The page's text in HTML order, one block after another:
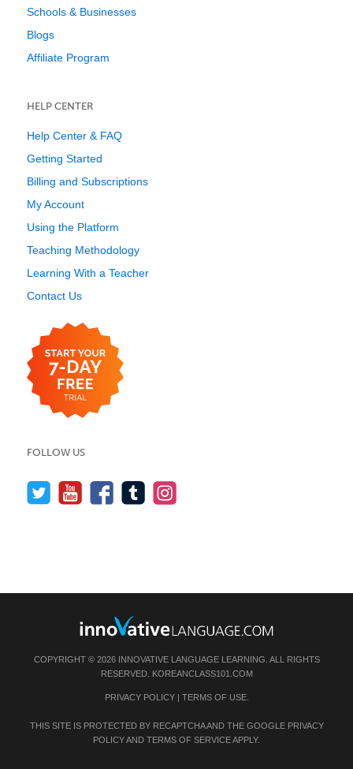
Schools & Businesses
Blogs
Affiliate Program
HELP CENTER
Help Center & FAQ
Getting Started
Billing and Subscriptions
My Account
Using the Platform
Teaching Methodology
Learning With a Teacher
Contact Us
FOLLOW US
COPYRIGHT © 2026 INNOVATIVE LANGUAGE LEARNING. ALL RIGHTS
RESERVED. KOREANCLASS101.COM
PRIVACY POLICY| TERMS OF USE.
THIS SITE IS PROTECTED BY RECAPTCHA AND THE GOOGLE PRIVACY
POLICYAND TERMS OF SERVICEAPPLY.